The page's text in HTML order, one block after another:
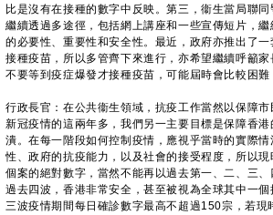
比是沒有在接種的數字中反映。第三，衞生當局聯
繼續透過多途徑，包括網上講座和一些宣傳短片，
的必要性、重要性和安全性。最近，政府亦推出了
接種疫苗，所以多管齊下來進行，亦希望繼續呼籲家
不要等到疫症爆發才接種疫苗，可能屆時會比較困難
行政長官：在公共衞生領域，抗疫工作當然以保障
新冠疫情的這兩年多，我們另一主要目標是保障香
潰。在每一階段如何控制疫情，應視乎當時的實際
性、政府的抗疫能力，以及社會的接受程度，所以
個案的絕對數字，當然不能再以過去第一、二、三
過去四波，香港非常安全，甚至被視為全球其中一
三波疫情期間每日確診數字最高不超過150宗，若現